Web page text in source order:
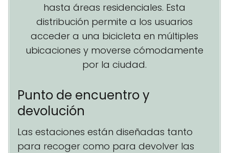
hasta áreas residenciales. Esta
distribución permite a los usuarios
acceder a una bicicleta en múltiples
ubicaciones y moverse cómodamente
por la ciudad.
Punto de encuentro y
devolución
Las estaciones están diseñadas tanto
para recoger como para devolver las